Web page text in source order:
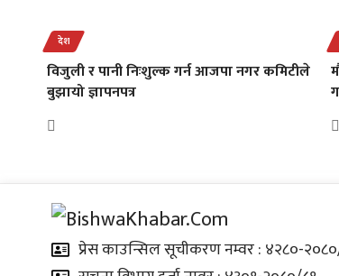
देश
विजुली र पानी निःशुल्क गर्न आजपा नगर कमिटीले
बुझायो ज्ञापनपत्र
प्रेस काउन्सिल सूचीकरण नम्वर : ४२८०-